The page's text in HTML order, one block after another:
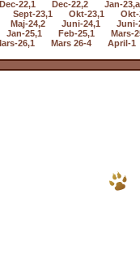
Dec-22,1 Dec-22,2 Jan-23,a
Sept-23,1 Okt-23,1 Okt-
Maj-24,2 Juni-24,1 Juni-
Jan-25,1 Feb-25,1 Mars-
26,1 Mars 26-4 April-1